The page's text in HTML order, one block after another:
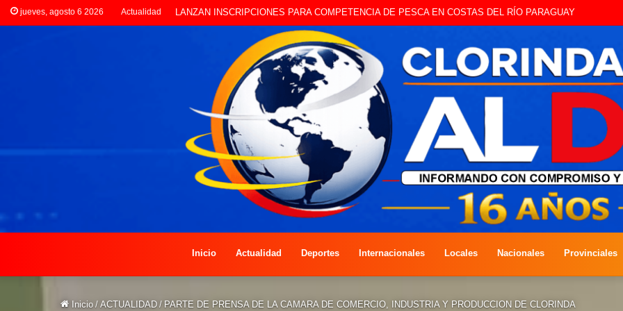
jueves, agosto 6 2026 Actualidad CLORINDA CREATIVA LANZA ESTE SÁBADO LA EDICIÓN DÍA DEL NIÑO
Inicio Actualidad Deportes Internacionales Locales Nacionales Provinciales
Inicio / ACTUALIDAD / PARTE DE PRENSA DE LA CAMARA DE COMERCIO, INDUSTRIA Y PRODUCCION DE CLORINDA